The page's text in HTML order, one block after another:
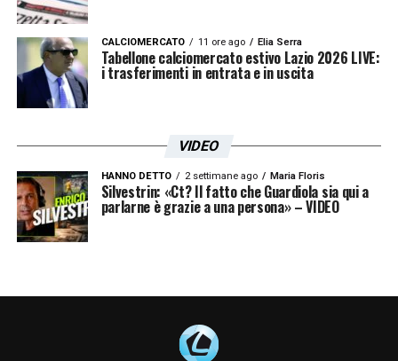
CALCIOMERCATO 11 ore ago Elia Serra
Tabellone calciomercato estivo Lazio 2026 LIVE:
i trasferimenti in entrata e in uscita
VIDEO
HANNO DETTO 2 settimane ago Maria Floris
Silvestrin: «Ct? Il fatto che Guardiola sia qui a
parlarne è grazie a una persona» – VIDEO